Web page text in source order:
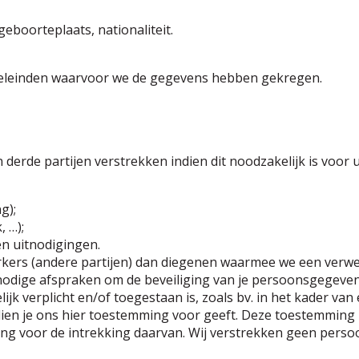
nationaliteit.
waarvoor we de gegevens hebben gekregen.
partijen verstrekken indien dit noodzakelijk is
…);
uitnodigingen.
(andere partijen) dan diegenen waarmee we een
afspraken om de beveiliging van je
verplicht en/of toegestaan is, zoals bv. in het kader
je ons hier toestemming voor geeft. Deze
voor de intrekking daarvan. Wij verstrekken geen